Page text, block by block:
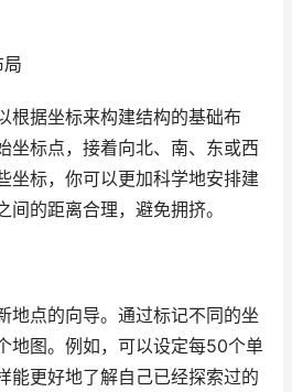
根据坐标来构建结构的基础布
坐标点，接着向北、南、东或西
坐标，你可以更加科学地安排建
的距离合理，避免拥挤。
地点的向导。通过标记不同的坐
地图。例如，可以设定每50个单
能更好地了解自己已经探索过的